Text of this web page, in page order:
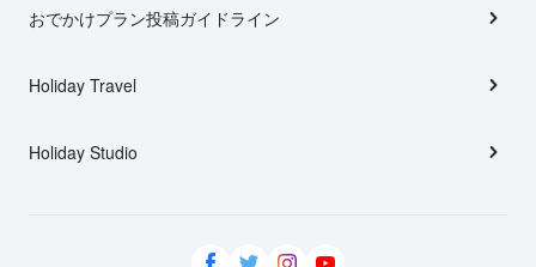
おでかけプラン投稿ガイドライン
Holiday Travel
Holiday Studio